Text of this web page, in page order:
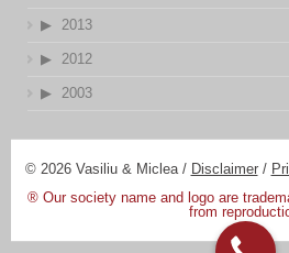
2013
2012
2003
© 2026 Vasiliu & Miclea / Disclaimer/
® Our society name and logo are
from